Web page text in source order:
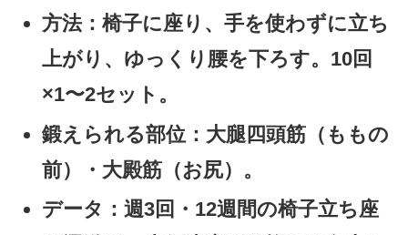
方法：椅子に座り、手を使わずに立ち
上がり、ゆっくり腰を下ろす。10回
×1〜2セット。
鍛えられる部位 ：大腿四頭筋（ももの
前）・大殿筋（お尻）。
データ ：週3回・12週間の椅子立ち座